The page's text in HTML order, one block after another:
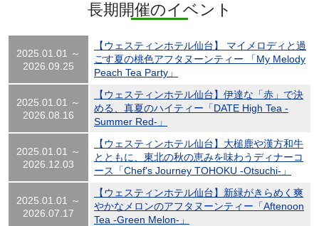
長期開催のイベント
2025.01.01 ～
2026.09.25
【ウェスティンホテル仙台】 マイメロディと過
ごす夏の桃色アフタヌーンティー 「My Melody
Peach Tea Party」
2025.01.01 ～
2026.08.16
【ウェスティンホテル仙台】伊達な「赤」で決
める、真夏のハイティー「DATE High Tea -
Summer Red-」
2025.01.01 ～
2026.12.03
【ウェスティンホテル仙台】大槌鹿や漢方和牛
とともに、東北の秋の恵みを味わうディナーコ
ース「Chef's Journey TOHOKU -Otsuchi-」
2025.01.01 ～
2026.07.17
【ウェスティンホテル仙台】新緑がきらめく爽
やかなメロンのアフタヌーンティー「Aftenoon
Tea -Green Melon-」